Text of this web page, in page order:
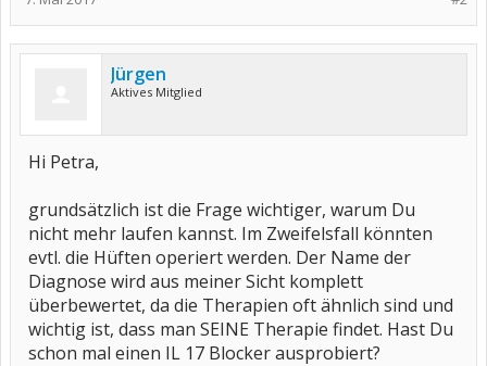
Jürgen
Aktives Mitglied
Hi Petra,
grundsätzlich ist die Frage wichtiger, warum Du
nicht mehr laufen kannst. Im Zweifelsfall könnten
evtl. die Hüften operiert werden. Der Name der
Diagnose wird aus meiner Sicht komplett
überbewertet, da die Therapien oft ähnlich sind und
wichtig ist, dass man SEINE Therapie findet. Hast Du
schon mal einen IL 17 Blocker ausprobiert?